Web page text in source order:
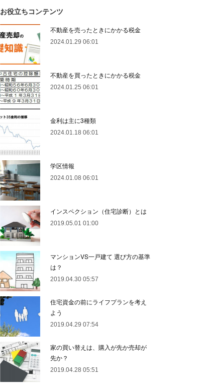
お役立ちコンテンツ
不動産を売ったときにかかる税金
2024.01.29 06:01
不動産を買ったときにかかる税金
2024.01.25 06:01
金利は主に3種類
2024.01.18 06:01
学区情報
2024.01.08 06:01
インスペクション（住宅診断）とは
2019.05.01 01:00
マンションVS一戸建て 選び方の基準
は？
2019.04.30 05:57
住宅資金の前にライフプランを考え
よう
2019.04.29 07:54
家の買い替えは、購入が先か売却が
先か？
2019.04.28 05:51